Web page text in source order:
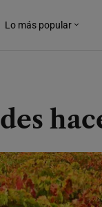
Lo más popular